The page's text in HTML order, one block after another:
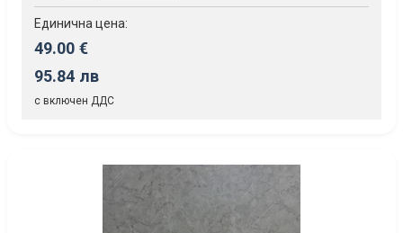
Единична цена:
49.00 €
95.84 лв
с включен ДДС